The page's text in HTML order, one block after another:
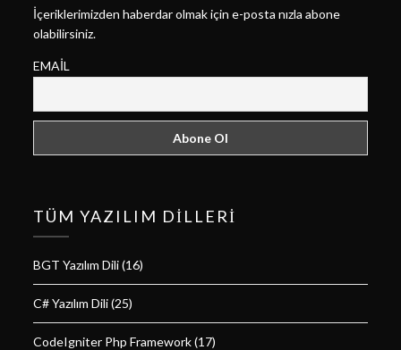
İçeriklerimizden haberdar olmak için e-posta nızla abone
olabilirsiniz.
EMAIL
TÜM YAZILIM DILLERI
BGT Yazılım Dili(16)
C# Yazılım Dili(25)
CodeIgniter Php Framework(17)